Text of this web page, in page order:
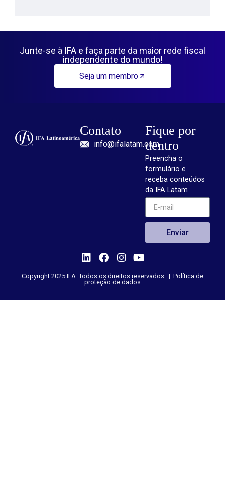
Junte-se à IFA e faça parte da maior rede fiscal
independente do mundo!
Seja um membro
Contato
info@ifalatam.com
Fique por
dentro
Preencha o
formulário e
receba conteúdos
da IFA Latam
Enviar
Copyright 2025 IFA. Todos os direitos reservados. | Política de
proteção de dados